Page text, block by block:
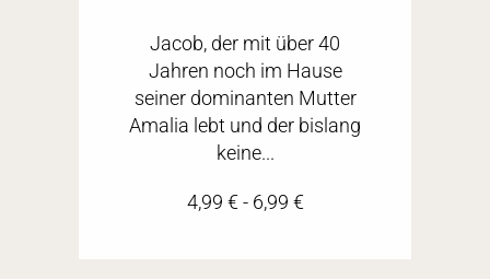
Jacob, der mit über 40
Jahren noch im Hause
seiner dominanten Mutter
Amalia lebt und der bislang
keine...
4,99 € - 6,99 €